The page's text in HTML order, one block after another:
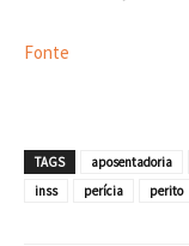
Fonte
TAGS aposentadoria
inss
perícia perito